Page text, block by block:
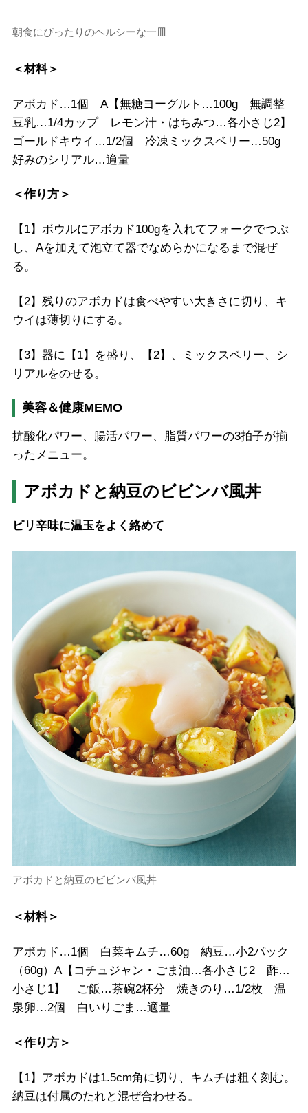
朝食にぴったりのヘルシーな一皿
＜材料＞
アボカド…1個 A【無糖ヨーグルト…100g 無調整
豆乳…1/4カップ レモン汁・はちみつ…各小さじ2】
ゴールドキウイ…1/2個 冷凍ミックスベリー…50g
好みのシリアル…適量
＜作り方＞
【1】ボウルにアボカド100gを入れてフォークでつぶ
し、Aを加えて泡立て器でなめらかになるまで混ぜ
る。
【2】残りのアボカドは食べやすい大きさに切り、キ
ウイは薄切りにする。
【3】器に【1】を盛り、【2】、ミックスベリー、シ
リアルをのせる。
美容＆健康MEMO
抗酸化パワー、腸活パワー、脂質パワーの3拍子が揃
ったメニュー。
アボカドと納豆のビビンバ風丼
ピリ辛味に温玉をよく絡めて
アボカドと納豆のビビンバ風丼
＜材料＞
アボカド…1個 白菜キムチ…60g 納豆…小2パック
（60g）A【コチュジャン・ごま油…各小さじ2 酢…
小さじ1】 ご飯…茶碗2杯分 焼きのり…1/2枚 温
泉卵…2個 白いりごま…適量
＜作り方＞
【1】アボカドは1.5cm角に切り、キムチは粗く刻む。
納豆は付属のたれと混ぜ合わせる。